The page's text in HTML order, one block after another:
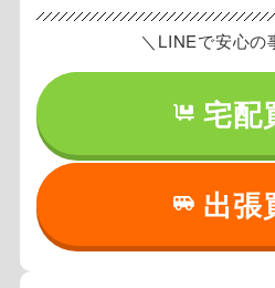
＼LINEで安心の
宅配
出張